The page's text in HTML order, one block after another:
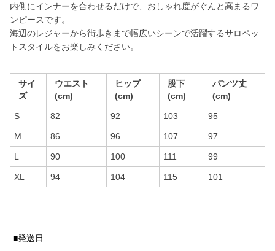
内側にインナーを合わせるだけで、おしゃれ度がぐんと高まるワ
ンピースです。
海辺のレジャーから街歩きまで幅広いシーンで活躍するサロペッ
トスタイルをお楽しみください。
サイ
ズ
ウエスト
(cm)
ヒップ
(cm)
股下
(cm)
パンツ丈
(cm)
S 82 92 103 95
M 86 96 107 97
L 90 100 111 99
XL 94 104 115 101
■発送日